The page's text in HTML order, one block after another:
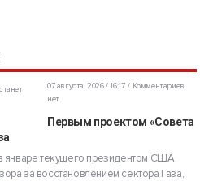
07 августа, 2026 / 16:17
Комментариев
нет
Первым проектом «Совета
январе текущего президентом США
за восстановлением сектора Газа,